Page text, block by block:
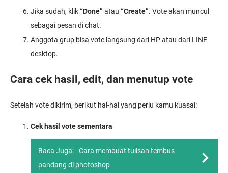
Jika sudah, klik“Done” atau “Create”. Vote akan muncul
sebagai pesan di chat.
Anggota grup bisa vote langsung dari HP atau dari LINE
desktop.
Cara cek hasil, edit, dan menutup vote
Setelah vote dikirim, berikut hal-hal yang perlu kamu kuasai:
Cek hasil vote sementara
Baca Juga:
Cara membuat tulisan tembus
pandang di photoshop